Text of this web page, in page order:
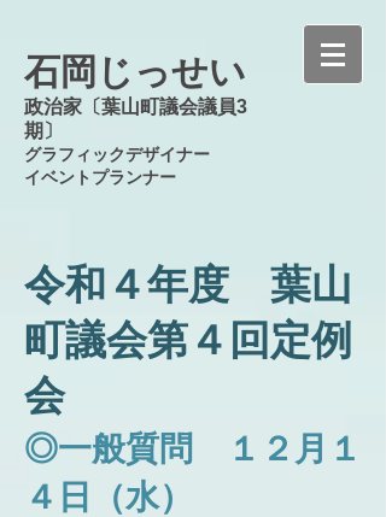
石岡じっせい
政治家〔葉山町議会議員3
期〕
グラフィックデザイナー
イベントプランナー
令和４年度 葉山
町議会第４ 回定例
会
◎一般質問 １２ 月１
４日（水）